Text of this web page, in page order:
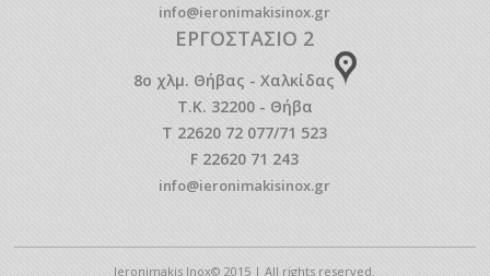
info@ieronimakisinox.gr
ΕΡΓΟΣΤΑΣΙΟ 2
8o χλμ. Θήβας - Χαλκίδας
Τ.Κ. 32200 - Θήβα
T 22620 72 077/71 523
F 22620 71 243
info@ieronimakisinox.gr
Ieronimakis Inox© 2015 | All rights reserved.